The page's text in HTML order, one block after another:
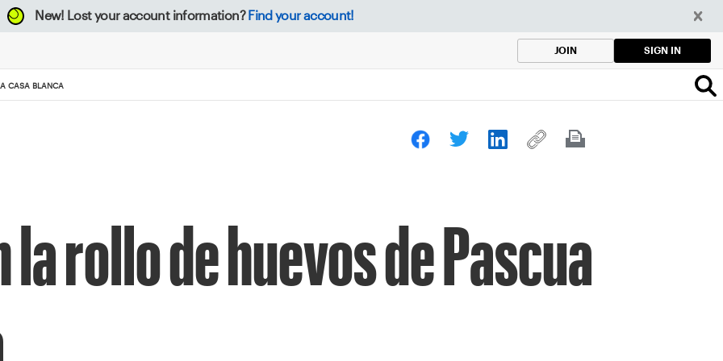
New! Lost your account information? Find your account!
JOIN SIGN IN
CASA BLANCA
la rollo de huevos de Pascua